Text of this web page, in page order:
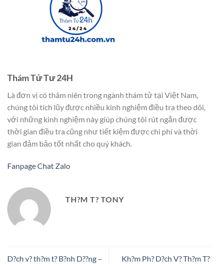
Thám Tử Tư 24H
Là đơn vị có thâm niên trong ngành thám tử tại Việt Nam,
chúng tôi tích lũy được nhiều kinh nghiệm điều tra theo dõi,
với những kinh nghiệm này giúp chúng tôi rút ngắn được
thời gian điều tra cũng như tiết kiệm được chi phí và thời
gian đảm bảo tốt nhất cho quý khách.
FanpageChat Zalo
TH?M T? TONY
D?ch v? th?m t? B?nh D??ng –
Kh?m Ph? D?ch V? Th?m T?